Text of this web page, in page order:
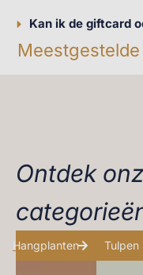
Kan ik de giftcard
Ontdek
Hangplanten Tulpen